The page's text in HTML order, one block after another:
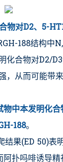
物对D2、5-
188结构中
化合物对D2/
，从而可能带
物中本发明化
188。
果(ED 50)表
扑吗啡诱导